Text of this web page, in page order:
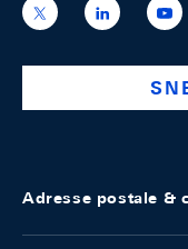
https://x.com/
https://
national-
Adresse postale &